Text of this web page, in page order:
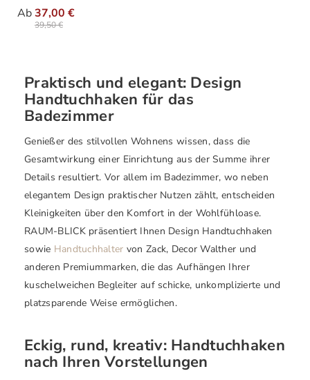
Ab37,00 €
39,50 €
Praktisch und elegant: Design
Handtuchhaken für das
Badezimmer
Genießer des stilvollen Wohnens wissen, dass die
Gesamtwirkung einer Einrichtung aus der Summe ihrer
Details resultiert. Vor allem im Badezimmer, wo neben
elegantem Design praktischer Nutzen zählt, entscheiden
Kleinigkeiten über den Komfort in der Wohlfühloase.
RAUM-BLICK präsentiert Ihnen Design Handtuchhaken
sowie Handtuchhalter von Zack, Decor Walther und
anderen Premiummarken, die das Aufhängen Ihrer
kuschelweichen Begleiter auf schicke, unkomplizierte und
platzsparende Weise ermöglichen.
Eckig, rund, kreativ: Handtuchhaken
nach Ihren Vorstellungen